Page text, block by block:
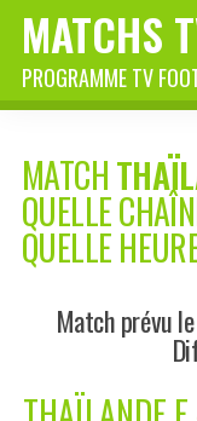
MATCHS
PROGRAMME TV
MATCH
QUELLE
QUELLE
Match prévu